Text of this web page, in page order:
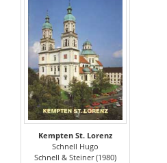
Kempten St. Lorenz
Schnell Hugo
Schnell & Steiner (1980)